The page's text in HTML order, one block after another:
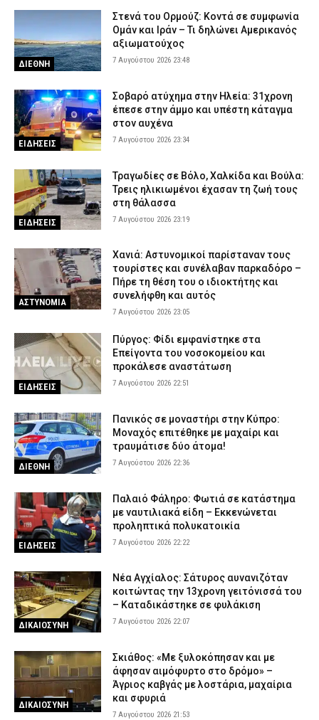
Θεσσαλονίκη: Μεγάλη κινητοποίηση για φωτιά στο Μονοπήγαδο
– Επιχειρούν ισχυρές επίγειες και εναέριες δυνάμεις
ΕΙΔΗΣΕΙΣ 7 Αυγούστου 2026 17:00
προχώρησε σε δωρεά ειδών ιματισμού στο Αστυνομικό Τμήμα
ΣΩΜΑΤΑ ΑΣΦΑΛΕΙΑΣ 7 Αυγούστου 2026 16:48
Κορινθία: Μήνυμα του 112 για φωτιά στο Στεφάνι –
«Παραμείνετε σε ετοιμότητα»
ΕΙΔΗΣΕΙΣ 7 Αυγούστου 2026 16:35
Πιερία: Συνελήφθησαν δύο άνδρες που διέρρηξαν ΙΧ και άρπαξαν
αντικείμενα αξίας άνω των 19.000 ευρώ
ΑΣΤΥΝΟΜΙΑ 7 Αυγούστου 2026 16:23
ΔΙΕΘΝΗ
Στενά του Ορμούζ: Κοντά σε συμφωνία
Ομάν και Ιράν – Τι δηλώνει Αμερικανός
αξιωματούχος
7 Αυγούστου 2026 23:48
ΕΙΔΗΣΕΙΣ
Σοβαρό ατύχημα στην Ηλεία: 31χρονη
έπεσε στην άμμο και υπέστη κάταγμα
στον αυχένα
7 Αυγούστου 2026 23:34
ΕΙΔΗΣΕΙΣ
Τραγωδίες σε Βόλο, Χαλκίδα και Βούλα:
Τρεις ηλικιωμένοι έχασαν τη ζωή τους
στη θάλασσα
7 Αυγούστου 2026 23:19
ΑΣΤΥΝΟΜΙΑ
Χανιά: Αστυνομικοί παρίσταναν τους
τουρίστες και συνέλαβαν παρκαδόρο –
Πήρε τη θέση του ο ιδιοκτήτης και
συνελήφθη και αυτός
7 Αυγούστου 2026 23:05
ΕΙΔΗΣΕΙΣ
Πύργος: Φίδι εμφανίστηκε στα
Επείγοντα του νοσοκομείου και
προκάλεσε αναστάτωση
7 Αυγούστου 2026 22:51
ΔΙΕΘΝΗ
Πανικός σε μοναστήρι στην Κύπρο:
Μοναχός επιτέθηκε με μαχαίρι και
τραυμάτισε δύο άτομα!
7 Αυγούστου 2026 22:36
ΕΙΔΗΣΕΙΣ
Παλαιό Φάληρο: Φωτιά σε κατάστημα
με ναυτιλιακά είδη – Εκκενώνεται
προληπτικά πολυκατοικία
7 Αυγούστου 2026 22:22
ΔΙΚΑΙΟΣΥΝΗ
Νέα Αγχίαλος: Σάτυρος αυνανιζόταν
κοιτώντας την 13χρονη γειτόνισσά του
– Καταδικάστηκε σε φυλάκιση
7 Αυγούστου 2026 22:07
ΔΙΚΑΙΟΣΥΝΗ
Σκιάθος: «Με ξυλοκόπησαν και με
άφησαν αιμόφυρτο στο δρόμο» –
Άγριος καβγάς με λοστάρια, μαχαίρια
και σφυριά
7 Αυγούστου 2026 21:53